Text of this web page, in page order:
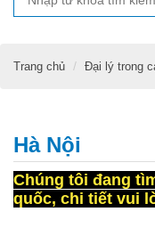
Trang chủ Đại lý trong
Hà Nội
Chúng tôi đang
quốc, chi tiết vui